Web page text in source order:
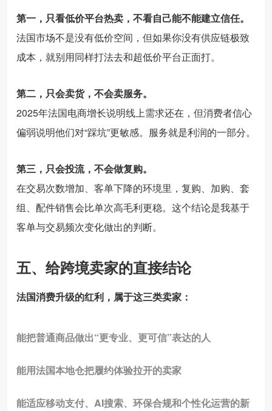
第一，只看低价平台热卖，不看自己能不能建立信任。
法国市场不是没有低价空间，但如果你没有供应链极致
成本，就别用同样打法去和超低价平台正面打。
第二，只会卖货，不会卖服务。
2025年法国电商增长说明线上需求还在，但消费者信心
偏弱说明他们对“踩坑”更敏感。服务就是利润的一部分。
第三，只会投流，不会做复购。
在交易次数增加、客单下降的环境里，复购、加购、套
组、配件销售会比单次高毛利更稳。这个结论是我基于
客单与交易频次变化做出的判断。
五、给跨境卖家的直接结论
法国消费升级的红利，属于这三类卖家：
能把普通商品做出“更专业、更可信”表达的人
能用法国本地仓把履约体验拉开的卖家
能适应移动支付、AI搜索、环保合规和个性化运营的新